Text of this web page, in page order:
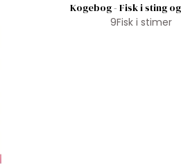
Kogebog - Fisk i sting
9Fisk i stimer